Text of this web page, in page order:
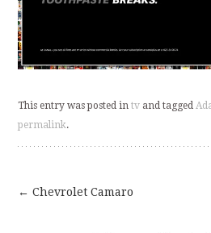
This entry was posted intv and tagged
permalink.
Post
← Chevrolet Camaro